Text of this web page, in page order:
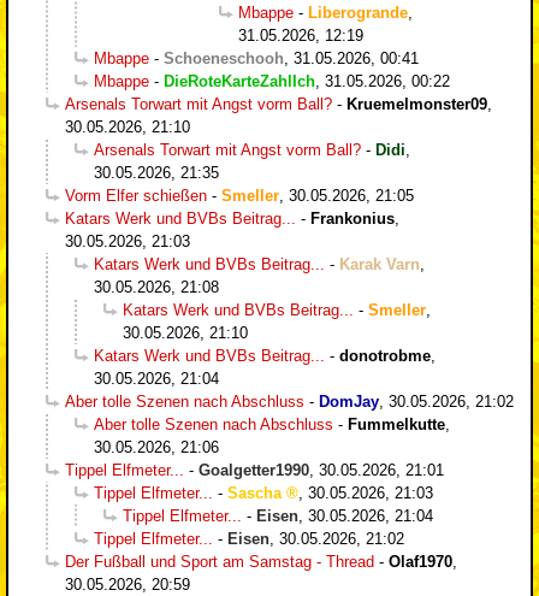
Mbappe - Liberogrande
31.05.2026, 12:19
Mbappe - Schoeneschooh 31.05.2026, 00:41
Mbappe - DieRoteKarteZahlIch 31.05.2026, 00:22
Arsenals Torwart mit Angst vorm Ball? - Kruemelmonster09
30.05.2026, 21:10
Arsenals Torwart mit Angst vorm Ball? - Didi
30.05.2026, 21:35
Vorm Elfer schießen - Smeller 30.05.2026, 21:05
Katars Werk und BVBs Beitrag...
- Frankonius
30.05.2026, 21:03
Katars Werk und BVBs Beitrag...
- Karak Varn
30.05.2026, 21:08
Katars Werk und BVBs Beitrag...
- Smeller
30.05.2026, 21:10
Katars Werk und BVBs Beitrag...
- donotrobme
30.05.2026, 21:04
Aber tolle Szenen nach Abschluss - DomJay 30.05.2026, 21:02
Aber tolle Szenen nach Abschluss - Fummelkutte
30.05.2026, 21:06
Tippel Elfmeter...
- Goalgetter1990 30.05.2026, 21:01
Tippel Elfmeter...
- Sascha
30.05.2026, 21:03
Tippel Elfmeter...
- Eisen 30.05.2026, 21:04
Tippel Elfmeter...
- Eisen 30.05.2026, 21:02
Der Fußball und Sport am Samstag - Thread - Olaf1970
30.05.2026, 20:59